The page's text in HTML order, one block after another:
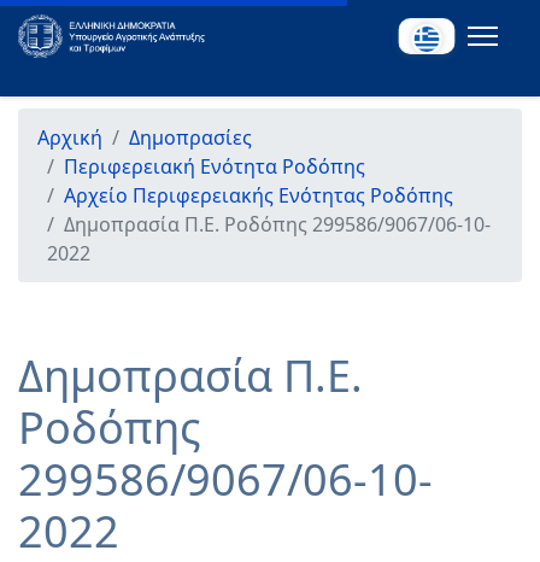
Αρχική
Δημοπρασίες
Περιφερειακή Ενότητα Ροδόπης
Αρχείο Περιφερειακής Ενότητας Ροδόπης
Δημοπρασία Π.Ε. Ροδόπης 299586/9067/06-10-
2022
Δημοπρασία Π.Ε.
Ροδόπης
299586/9067/06-10-
2022